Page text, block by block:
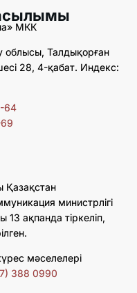
МКК
облысы, Талдықорған
28, 4-қабат. Индекс:
64
Қазақстан
министрлігі
ақпанда тіркеліп,
мәселелері
388 0990